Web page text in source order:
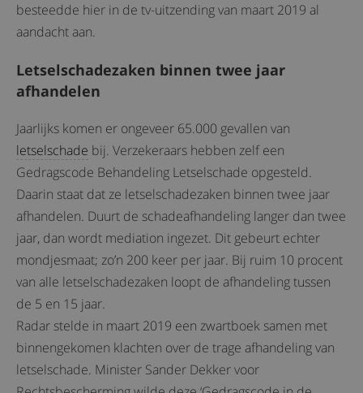
besteedde hier in de tv-uitzending van maart 2019 al
aandacht aan.
Letselschadezaken binnen twee jaar
afhandelen
Jaarlijks komen er ongeveer 65.000 gevallen van
letselschade bij. Verzekeraars hebben zelf een
Gedragscode Behandeling Letselschade opgesteld.
Daarin staat dat ze letselschadezaken binnen twee jaar
afhandelen. Duurt de schadeafhandeling langer dan twee
jaar, dan wordt mediation ingezet. Dit gebeurt echter
mondjesmaat; zo’n 200 keer per jaar. Bij ruim 10 procent
van alle letselschadezaken loopt de afhandeling tussen
de 5 en 15 jaar.
Radar stelde in maart 2019 een zwartboek samen met
binnengekomen klachten over de trage afhandeling van
letselschade. Minister Sander Dekker voor